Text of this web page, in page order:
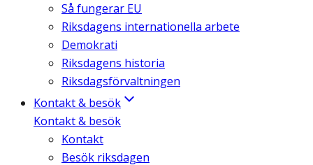
Så fungerar EU
Riksdagens internationella arbete
Demokrati
Riksdagens historia
Riksdagsförvaltningen
Kontakt & besök
Kontakt & besök
Kontakt
Besök riksdagen